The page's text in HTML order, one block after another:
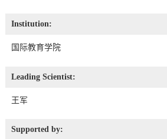
Institution:
国际教育学院
Leading Scientist:
王军
Supported by: